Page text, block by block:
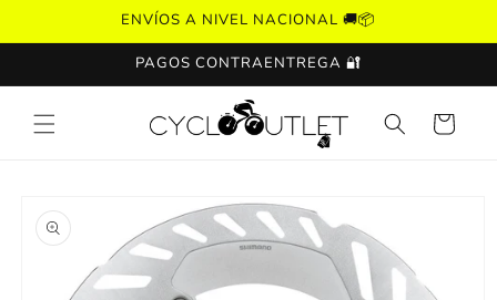
al contenido
ENVÍOS A NIVEL NACIONAL 🚚📦
PAGOS CONTRAENTREGA 🔐
Carrito
a la
información
del producto